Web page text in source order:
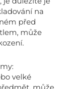
na
před
může
velké